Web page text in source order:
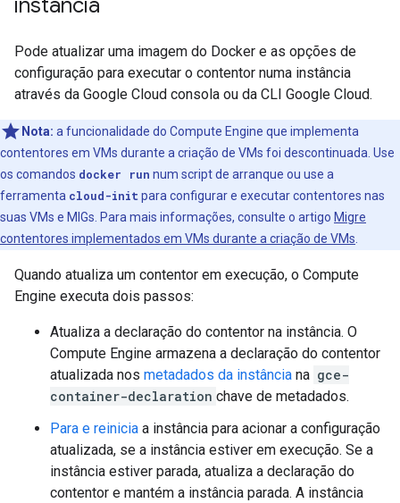
instância
Pode atualizar uma imagem do Docker e as opções de
configuração para executar o contentor numa instância
através da Google Cloud consola ou da CLI Google Cloud.
Nota: a funcionalidade do Compute Engine que implementa
contentores em VMs durante a criação de VMs foi descontinuada. Use
os comandos docker run num script de arranque ou use a
ferramenta cloud-init para configurar e executar contentores nas
suas VMs e MIGs. Para mais informações, consulte o artigo Migre
contentores implementados em VMs durante a criação de VMs
Quando atualiza um contentor em execução, o Compute
Engine executa dois passos:
Atualiza a declaração do contentor na instância. O
Compute Engine armazena a declaração do contentor
atualizada nos metadados da instância na gce-
container-declaration chave de metadados.
Para e reinicia a instância para acionar a configuração
atualizada, se a instância estiver em execução. Se a
instância estiver parada, atualiza a declaração do
contentor e mantém a instância parada. A instância